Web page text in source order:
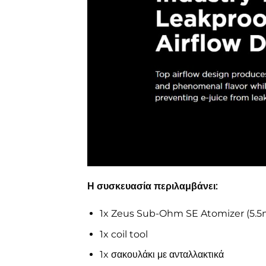
Η συσκευασία περιλαμβάνει:
1x Zeus Sub-Ohm SE Atomizer
1x coil tool
1x σακουλάκι με ανταλλακτικά